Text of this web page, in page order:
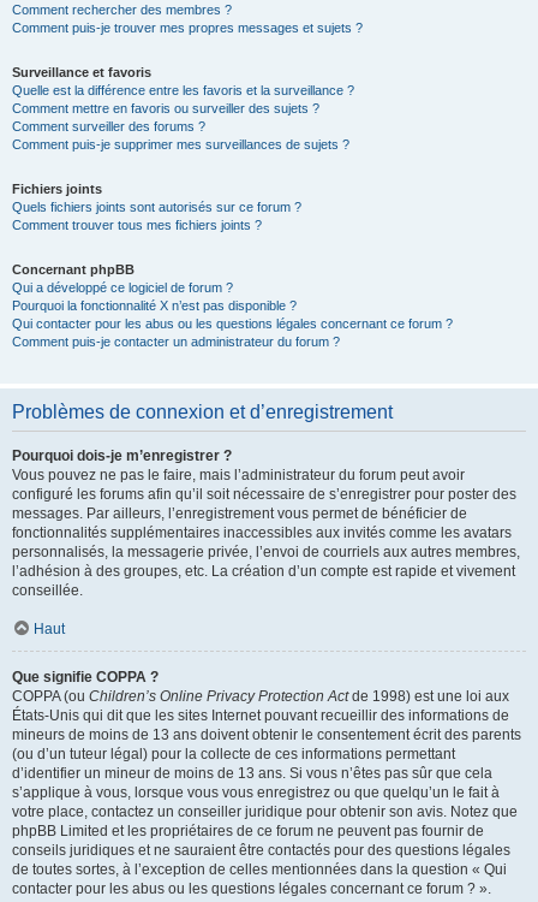
Comment rechercher des membres ?
Comment puis-je trouver mes propres messages et sujets ?
Surveillance et favoris
Quelle est la différence entre les favoris et la surveillance ?
Comment mettre en favoris ou surveiller des sujets ?
Comment surveiller des forums ?
Comment puis-je supprimer mes surveillances de sujets ?
Fichiers joints
Quels fichiers joints sont autorisés sur ce forum ?
Comment trouver tous mes fichiers joints ?
Concernant phpBB
Qui a développé ce logiciel de forum ?
Pourquoi la fonctionnalité X n’est pas disponible ?
Qui contacter pour les abus ou les questions légales concernant ce forum ?
Comment puis-je contacter un administrateur du forum ?
Problèmes de connexion et d’enregistrement
Pourquoi dois-je m’enregistrer ?
Vous pouvez ne pas le faire, mais l’administrateur du forum peut avoir
configuré les forums afin qu’il soit nécessaire de s’enregistrer pour poster des
messages. Par ailleurs, l’enregistrement vous permet de bénéficier de
fonctionnalités supplémentaires inaccessibles aux invités comme les avatars
personnalisés, la messagerie privée, l’envoi de courriels aux autres membres,
l’adhésion à des groupes, etc. La création d’un compte est rapide et vivement
conseillée.
Haut
Que signifie COPPA ?
COPPA (ou Children’s Online Privacy Protection Actde 1998) est une loi aux
États-Unis qui dit que les sites Internet pouvant recueillir des informations de
mineurs de moins de 13 ans doivent obtenir le consentement écrit des parents
(ou d’un tuteur légal) pour la collecte de ces informations permettant
d’identifier un mineur de moins de 13 ans. Si vous n’êtes pas sûr que cela
s’applique à vous, lorsque vous vous enregistrez ou que quelqu’un le fait à
votre place, contactez un conseiller juridique pour obtenir son avis. Notez que
phpBB Limited et les propriétaires de ce forum ne peuvent pas fournir de
conseils juridiques et ne sauraient être contactés pour des questions légales
de toutes sortes, à l’exception de celles mentionnées dans la question « Qui
contacter pour les abus ou les questions légales concernant ce forum ? ».